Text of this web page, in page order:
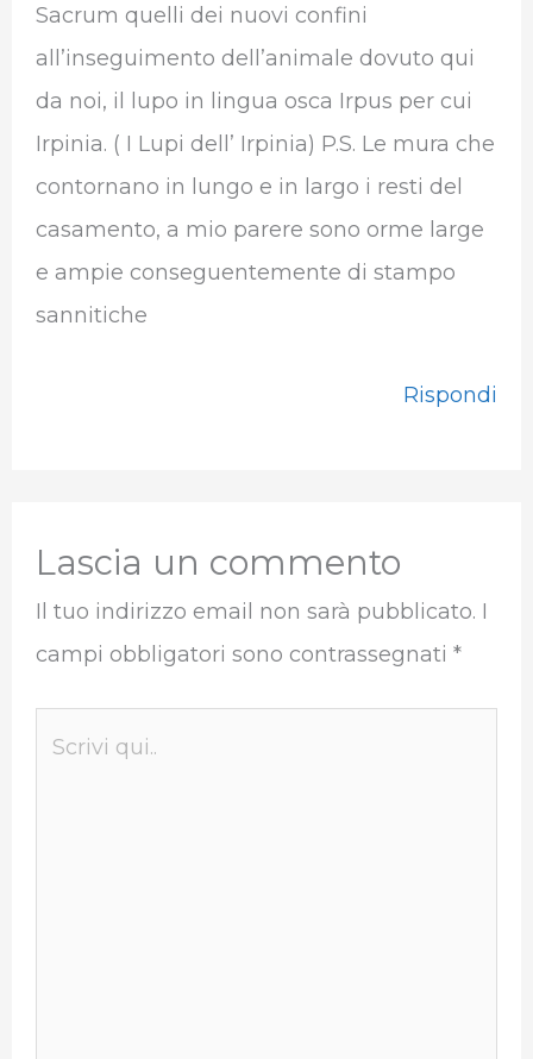
Sacrum quelli dei nuovi confini
all’inseguimento dell’animale dovuto qui
da noi, il lupo in lingua osca Irpus per cui
Irpinia. ( I Lupi dell’ Irpinia) P.S. Le mura che
contornano in lungo e in largo i resti del
casamento, a mio parere sono orme large
e ampie conseguentemente di stampo
sannitiche
Rispondi
Lascia un commento
Il tuo indirizzo email non sarà pubblicato. I
campi obbligatori sono contrassegnati *